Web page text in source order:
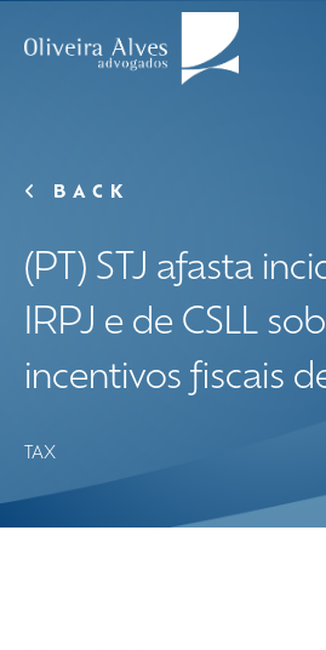
BACK
(PT) STJ afasta
IRPJ e de CSLL
incentivos fiscais
TAX